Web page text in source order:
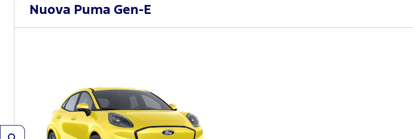
Nuova Puma Gen-E